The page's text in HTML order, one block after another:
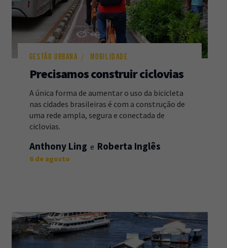
NewsletterCaos Planejado.
Inscreva-se na newsletter do Caos Planejado e
receba todas as nossas novidades.
INSCREVER-SE
GESTÃO URBANA MOBILIDADE
Precisamos construir ciclovias
A única forma de aumentar o uso da bicicleta
nas cidades brasileiras é com a construção de
uma rede ampla, segura e conectada de
ciclovias.
Anthony Ling Roberta Inglês
6 de agosto